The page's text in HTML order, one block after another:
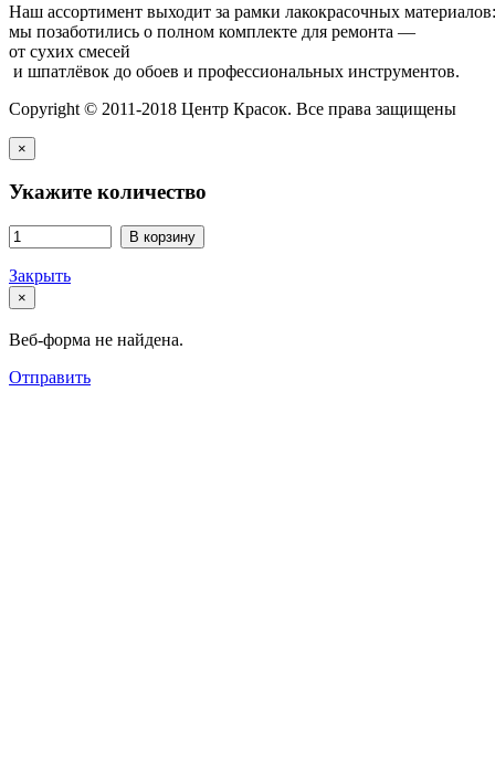
Наш ассортимент выходит за рамки лакокрасочных
мы позаботились о полном комплекте для ремонта —
от сухих смесей
и шпатлёвок до обоев и профессиональных инструментов.
Copyright © 2011-2018 Центр Красок. Все права защищены
×
Укажите количество
В корзину
Закрыть
×
Веб-форма не найдена.
Отправить